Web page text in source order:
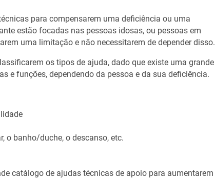
para compensarem uma deficiência ou uma
estão focadas nas pessoas idosas, ou pessoas em
uma limitação e não necessitarem de depender disso.
os tipos de ajuda, dado que existe uma grande
e funções, dependendo da pessoa e da sua deficiência.
o banho/duche, o descanso, etc.
catálogo de ajudas técnicas de apoio para